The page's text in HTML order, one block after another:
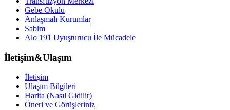
Gebe Okulu
Anlaşmalı Kurumlar
Sabim
Alo 191 Uyuşturucu İle Mücadele
İletişim&Ulaşım
İletişim
Ulaşım Bilgileri
Harita (Nasıl Gidilir)
Öneri ve Görüşleriniz